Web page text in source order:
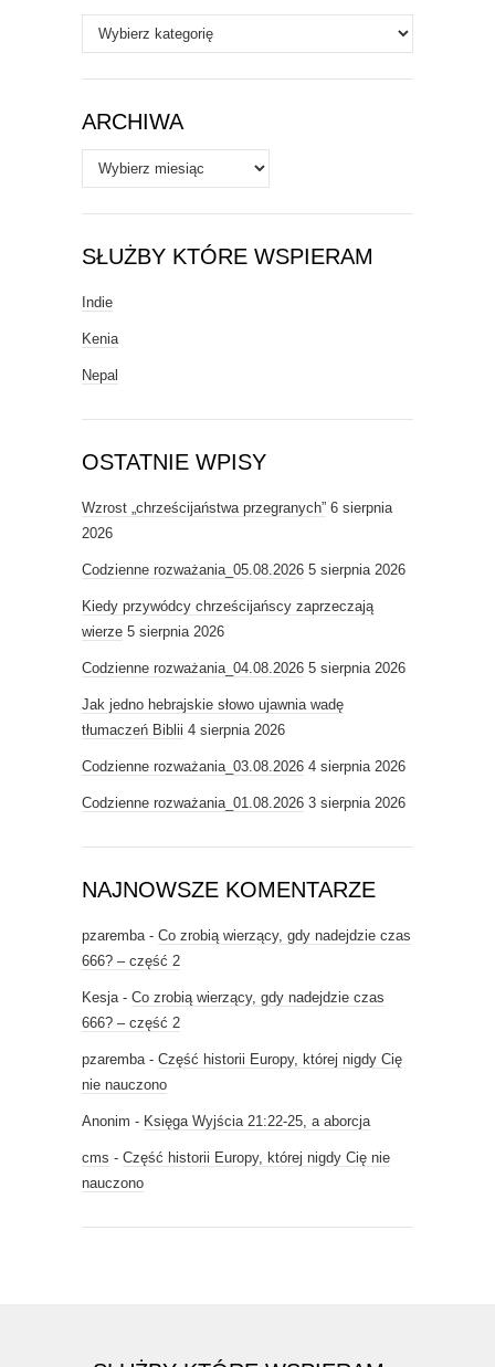
Autorzy
/
Tematy
ARCHIWA
Archiwa
SŁUŻBY KTÓRE WSPIERAM
Indie
Kenia
Nepal
OSTATNIE WPISY
Wzrost „chrześcijaństwa przegranych” 6 sierpnia
2026
Codzienne rozważania_05.08.2026 5 sierpnia 2026
Kiedy przywódcy chrześcijańscy zaprzeczają
wierze 5 sierpnia 2026
Codzienne rozważania_04.08.2026 5 sierpnia 2026
Jak jedno hebrajskie słowo ujawnia wadę
tłumaczeń Biblii 4 sierpnia 2026
Codzienne rozważania_03.08.2026 4 sierpnia 2026
Codzienne rozważania_01.08.2026 3 sierpnia 2026
NAJNOWSZE KOMENTARZE
pzaremba- Co zrobią wierzący, gdy nadejdzie czas
666? – część 2
Kesja- Co zrobią wierzący, gdy nadejdzie czas
666? – część 2
pzaremba- Część historii Europy, której nigdy Cię
nie nauczono
Anonim - Księga Wyjścia 21:22-25, a aborcja
cms - Część historii Europy, której nigdy Cię nie
nauczono